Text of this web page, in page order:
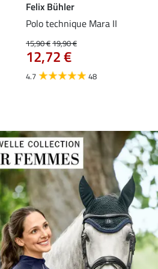
Felix Bühler
Polo technique Mara II
15,90 €19,90 €
12,72 €
4.7 48